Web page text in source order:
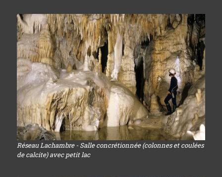
Réseau Lachambre - Salle concrétionnée (colonnes et coulées
de calcite) avec petit lac